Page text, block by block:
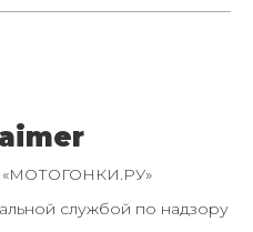
«МОТОГОНКИ.РУ»
службой по надзору